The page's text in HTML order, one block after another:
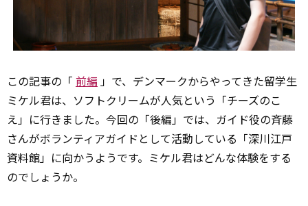
この記事の「 前編 」で、デンマークからやってきた留学生
ミケル君は、ソフトクリームが人気という「チーズのこ
え」に行きました。今回の「後編」では、ガイド役の斉藤
さんがボランティアガイドとして活動している「深川江戸
資料館」に向かうようです。ミケル君はどんな体験をする
のでしょうか。